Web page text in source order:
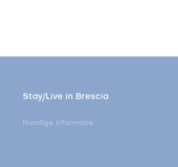
Stay/Live in Brescia
Handige informatie